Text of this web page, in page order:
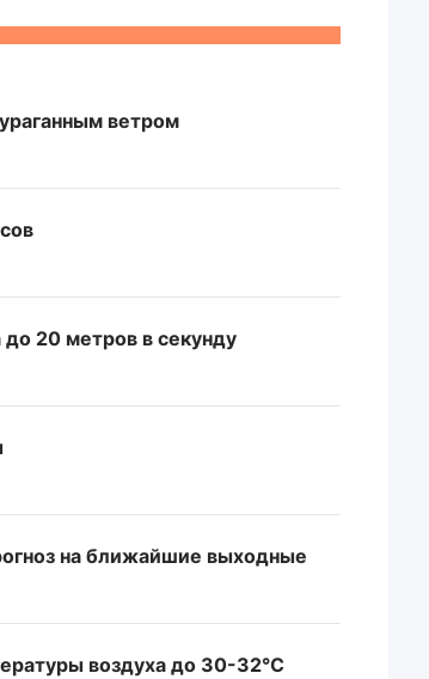
ветром
20 метров в секунду
на ближайшие выходные
воздуха до 30-32°C